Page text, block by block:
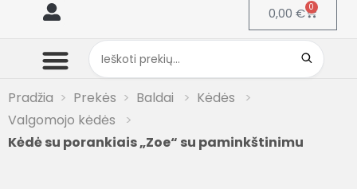
0,00 € 0
Pradžia Prekės Baldai
Kėdės
Valgomojo kėdės
Kėdė su porankiais „Zoe“ su paminkštinimu